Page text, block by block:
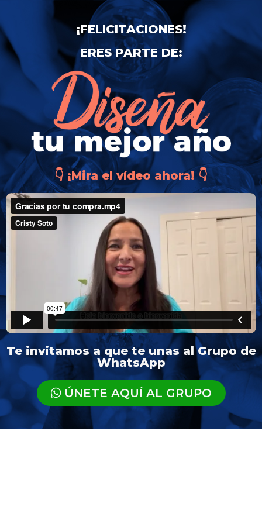
¡FELICITACIONES!
ERES PARTE DE:
👇 ¡Mira el vídeo ahora! 👇
Te invitamos a que te unas al Grupo de
WhatsApp
ÚNETE AQUÍ AL GRUPO